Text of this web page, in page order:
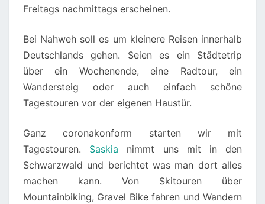
Freitags nachmittags erscheinen.
Bei Nahweh soll es um kleinere Reisen innerhalb
Deutschlands gehen. Seien es ein Städtetrip
über ein Wochenende, eine Radtour, ein
Wandersteig oder auch einfach schöne
Tagestouren vor der eigenen Haustür.
Ganz coronakonform starten wir mit
Tagestouren. Saskia nimmt uns mit in den
Schwarzwald und berichtet was man dort alles
machen kann. Von Skitouren über
Mountainbiking, Gravel Bike fahren und Wandern